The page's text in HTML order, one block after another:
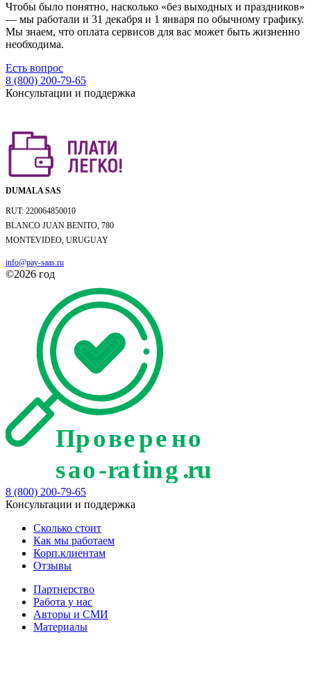
Чтобы было понятно, насколько «без выходных и праздников»
— мы работали и 31 декабря и 1 января по обычному графику.
Мы знаем, что оплата сервисов для вас может быть жизненно
необходима.
Есть вопрос
8 (800) 200-79-65
Консультации и поддержка
DUMALA SAS
RUT: 220064850010
BLANCO JUAN BENITO, 780
MONTEVIDEO, URUGUAY
info@pay-saas.ru
©2026 год
8 (800) 200-79-65
Консультации и поддержка
Сколько стоит
Как мы работаем
Корп.клиентам
Отзывы
Партнерство
Работа у нас
Авторы и СМИ
Материалы